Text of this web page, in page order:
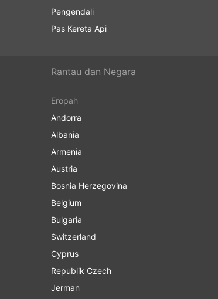
Pengendali
Pas Kereta Api
Rantau dan Negara
Eropah
Andorra
Albania
Armenia
Austria
Bosnia Herzegovina
Belgium
Bulgaria
Switzerland
Cyprus
Republik Czech
Jerman